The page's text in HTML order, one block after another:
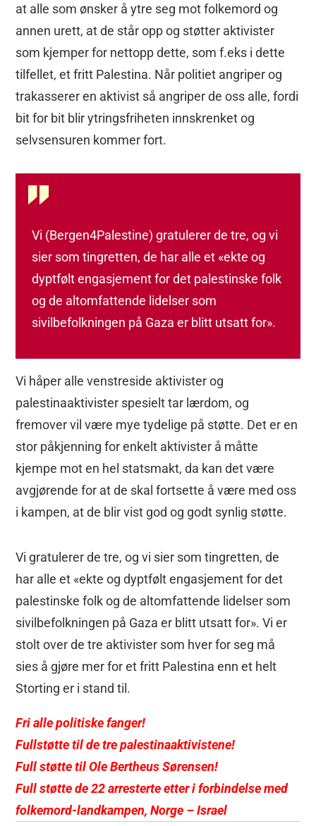
at alle som ønsker å ytre seg mot folkemord og
annen urett, at de står opp og støtter aktivister
som kjemper for nettopp dette, som f.eks i dette
tilfellet, et fritt Palestina. Når politiet angriper og
trakasserer en aktivist så angriper de oss alle, fordi
bit for bit blir ytringsfriheten innskrenket og
selvsensuren kommer fort.
Vi (Bergen4Palestine) gratulerer de tre, og vi
sier som tingretten, de har alle et «ekte og
dyptfølt engasjement for det palestinske folk
og de altomfattende lidelser som
sivilbefolkningen på Gaza er blitt utsatt for».
Vi håper alle venstreside aktivister og
palestinaaktivister spesielt tar lærdom, og
fremover vil være mye tydelige på støtte. Det er en
stor påkjenning for enkelt aktivister å måtte
kjempe mot en hel statsmakt, da kan det være
avgjørende for at de skal fortsette å være med oss
i kampen, at de blir vist god og godt synlig støtte.
Vi gratulerer de tre, og vi sier som tingretten, de
har alle et «ekte og dyptfølt engasjement for det
palestinske folk og de altomfattende lidelser som
sivilbefolkningen på Gaza er blitt utsatt for». Vi er
stolt over de tre aktivister som hver for seg må
sies å gjøre mer for et fritt Palestina enn et helt
Storting er i stand til.
Fri alle politiske fanger!
Fullstøtte til de tre palestinaaktivistene!
Full støtte til Ole Bertheus Sørensen!
Full støtte de 22 arresterte etter i forbindelse med
folkemord-landkampen, Norge – Israel